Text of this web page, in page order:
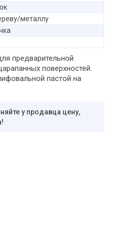
металлу
предварительной
поверхностей.
пастой на
у продавца цену,